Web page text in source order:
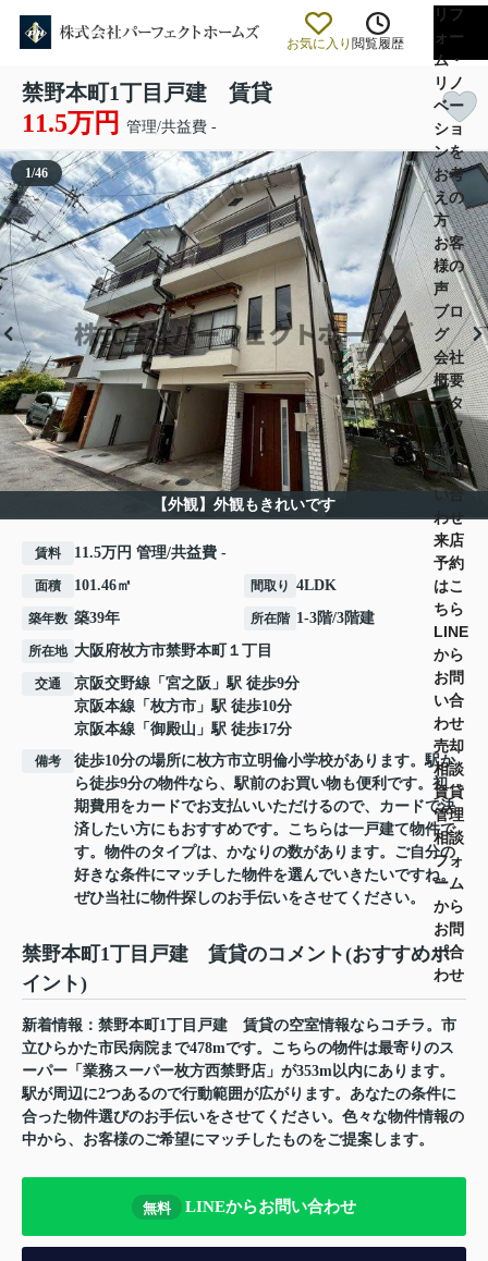
お気に入り 閲覧履歴
リフ
ォー
ム・
リノ
ベー
ショ
ンを
お考
えの
方
お客
様の
声
ブロ
グ
会社
概要
スタ
ッフ
紹介
お問
い合
わせ
来店
予約
はこ
ちら
LINE
から
お問
い合
わせ
売却
相談
賃貸
管理
相談
フォ
ーム
から
お問
い合
わせ
禁野本町1丁目戸建 賃貸
11.5万円 管理/共益費 -
【外観】外観もきれいです
1/46
賃料 11.5万円 管理/共益費 -
面積 101.46㎡ 間取り 4LDK
築年数 築39年 所在階 1-3階/3階建
所在地 大阪府枚方市禁野本町 １丁目
交通 京阪交野線 「 宮之阪 」駅 徒歩9分
京阪本線 「 枚方市 」駅 徒歩10分
京阪本線 「 御殿山 」駅 徒歩17分
備考
徒歩10分の場所に枚方市立明倫小学校があります。駅か
ら徒歩9分の物件なら、駅前のお買い物も便利です。初
期費用をカードでお支払いいただけるので、カードで決
済したい方にもおすすめです。こちらは一戸建て物件で
す。物件のタイプは、かなりの数があります。ご自分の
好きな条件にマッチした物件を選んでいきたいですね。
ぜひ当社に物件探しのお手伝いをさせてください。
禁野本町1丁目戸建 賃貸のコメント(おすすめポ
イント)
新着情報：禁野本町1丁目戸建 賃貸の空室情報ならコチラ。市
立ひらかた市民病院まで478mです。こちらの物件は最寄りのス
ーパー「業務スーパー枚方西禁野店」が353m以内にあります。
駅が周辺に2つあるので行動範囲が広がります。あなたの条件に
合った物件選びのお手伝いをさせてください。色々な物件情報の
中から、お客様のご希望にマッチしたものをご提案します。
無料 LINEからお問い合わせ